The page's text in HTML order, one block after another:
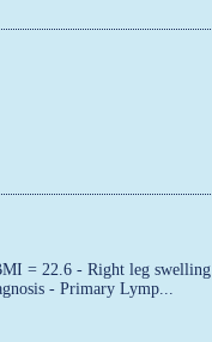
= 22.6 - Right leg swelling
- Primary Lymp...